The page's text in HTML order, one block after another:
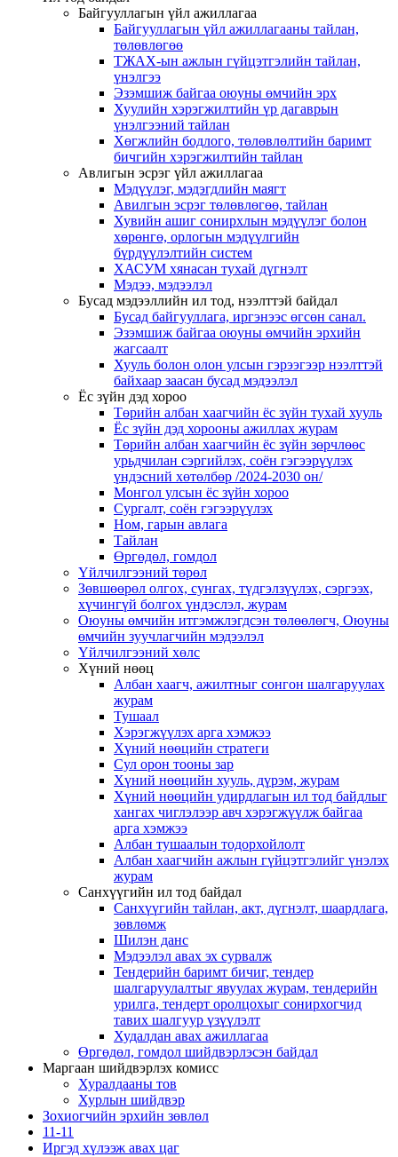
Байгууллагын үйл ажиллагаа
Байгууллагын үйл ажиллагааны тайлан,
төлөвлөгөө
ТЖАХ-ын ажлын гүйцэтгэлийн тайлан,
үнэлгээ
Эзэмшиж байгаа оюуны өмчийн эрх
Хуулийн хэрэгжилтийн үр дагаврын
үнэлгээний тайлан
Хөгжлийн бодлого, төлөвлөлтийн баримт
бичгийн хэрэгжилтийн тайлан
Авлигын эсрэг үйл ажиллагаа
Мэдүүлэг, мэдэгдлийн маягт
Авилгын эсрэг төлөвлөгөө, тайлан
Хувийн ашиг сонирхлын мэдүүлэг болон
хөрөнгө, орлогын мэдүүлгийн
бүрдүүлэлтийн систем
ХАСУМ хянасан тухай дүгнэлт
Мэдээ, мэдээлэл
Бусад мэдээллийн ил тод, нээлттэй байдал
Бусад байгууллага, иргэнээс өгсөн санал.
Эзэмшиж байгаа оюуны өмчийн эрхийн
жагсаалт
Хууль болон олон улсын гэрээгээр нээлттэй
байхаар заасан бусад мэдээлэл
Ёс зүйн дэд хороо
Төрийн албан хаагчийн ёс зүйн тухай хууль
Ёс зүйн дэд хорооны ажиллах журам
Төрийн албан хаагчийн ёс зүйн зөрчлөөс
урьдчилан сэргийлэх, соён гэгээрүүлэх
үндэсний хөтөлбөр /2024-2030 он/
Монгол улсын ёс зүйн хороо
Cургалт, cоён гэгээрүүлэх
Ном, гарын авлага
Тайлан
Өргөдөл, гомдол
Үйлчилгээний төрөл
Зөвшөөрөл олгох, сунгах, түдгэлзүүлэх, сэргээх,
хүчингүй болгох үндэслэл, журам
Оюуны өмчийн итгэмжлэгдсэн төлөөлөгч, Оюуны
өмчийн зуучлагчийн мэдээлэл
Үйлчилгээний хөлс
Хүний нөөц
Албан хаагч, ажилтныг сонгон шалгаруулах
журам
Тушаал
Хэрэгжүүлэх арга хэмжээ
Хүний нөөцийн стратеги
Сул орон тооны зар
Хүний нөөцийн хууль, дүрэм, журам
Хүний нөөцийн удирдлагын ил тод байдлыг
хангах чиглэлээр авч хэрэгжүүлж байгаа
арга хэмжээ
Албан тушаалын тодорхойлолт
Албан хаагчийн ажлын гүйцэтгэлийг үнэлэх
журам
Санхүүгийн ил тод байдал
Санхүүгийн тайлан, акт, дүгнэлт, шаардлага,
зөвлөмж
Шилэн данс
Мэдээлэл авах эх сурвалж
Тендерийн баримт бичиг, тендер
шалгаруулалтыг явуулах журам, тендерийн
урилга, тендерт оролцохыг сонирхогчид
тавих шалгуур үзүүлэлт
Худалдан авах ажиллагаа
Өргөдөл, гомдол шийдвэрлэсэн байдал
Маргаан шийдвэрлэх комисс
Хуралдааны тов
Хурлын шийдвэр
Зохиогчийн эрхийн зөвлөл
11-11
Иргэд хүлээж авах цаг